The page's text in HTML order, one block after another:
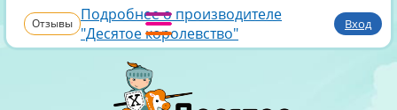
Отзывы Подробнее о производителе
"Десятое королевство"
Вход